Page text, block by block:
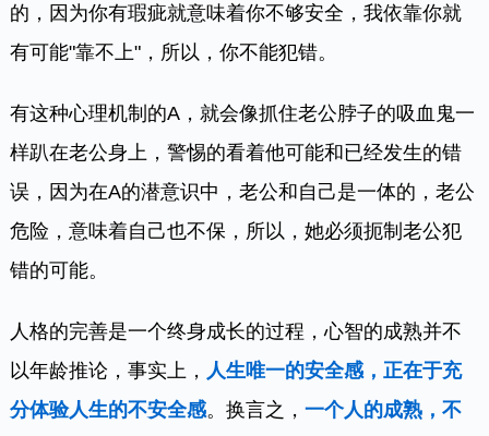
的，因为你有瑕疵就意味着你不够安全，我依靠你就
有可能"靠不上"，所以，你不能犯错。
有这种心理机制的A，就会像抓住老公脖子的吸血鬼一
样趴在老公身上，警惕的看着他可能和已经发生的错
误，因为在A的潜意识中，老公和自己是一体的，老公
危险，意味着自己也不保，所以，她必须扼制老公犯
错的可能。
人格的完善是一个终身成长的过程，心智的成熟并不
以年龄推论，事实上， 人生唯一的安全感，正在于充
分体验人生的不安全感。换言之，一个人的成熟，不